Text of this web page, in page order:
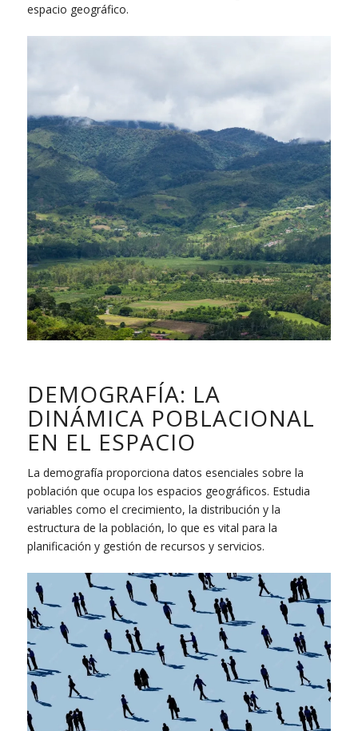
espacio geográfico.
DEMOGRAFÍA: LA
DINÁMICA POBLACIONAL
EN EL ESPACIO
La demografía proporciona datos esenciales sobre la
población que ocupa los espacios geográficos. Estudia
variables como el crecimiento, la distribución y la
estructura de la población, lo que es vital para la
planificación y gestión de recursos y servicios.